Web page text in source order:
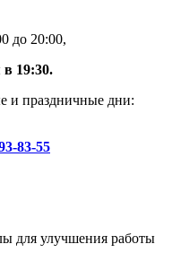
до 20:00,
в 19:30.
и праздничные дни:
83-55
для улучшения работы